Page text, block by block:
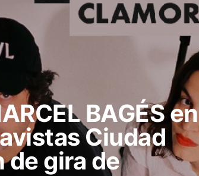
BAGÉS en
Ciudad
gira de